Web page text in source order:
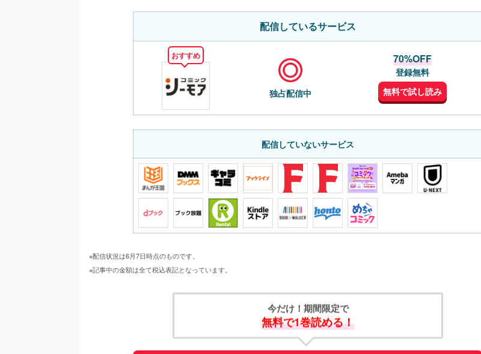
配信しているサービス
おすすめ
独占配信中
70%OFF
登録無料
無料で試し読み
配信していないサービス
※配信状況は6月7日時点のものです。
※記事中の金額は全て税込表記となっています。
今だけ！期間限定で
無料で1巻読める！